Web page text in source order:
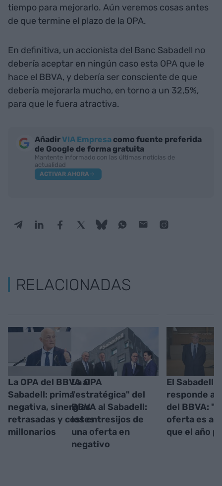
tiempo para mejorarlo. Aún veremos cosas antes
de que termine el plazo de la OPA.
En definitiva, un accionista del Banc Sabadell no
debería aceptar en ningún caso esta OPA que le
hace el BBVA, y debería ser consciente de que
debería mejorarla mucho, en torno a un 32,5%,
para que le fuera atractiva.
AñadirVIA Empresa como fuente preferida
de Google de forma gratuita
Mantente informado con las últimas noticias de
actualidad
ACTIVAR AHORA
RELACIONADAS
La OPA del BBVA al
Sabadell: prima
negativa, sinergias
retrasadas y costes
millonarios
La OPA
"estratégica" del
BBVA al Sabadell:
los entresijos de
una oferta en
negativo
El Sabadell
responde a
del BBVA:
oferta es
que el año